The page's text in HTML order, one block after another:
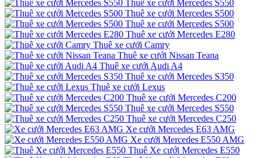
Thuê xe cưới Mercedes S550
Thuê xe cưới Mercedes S500
Thuê xe cưới Mercedes S500
Thuê xe cưới Mercedes E280
Thuê xe cưới Camry
Thuê xe cưới Nissan Teana
Thuê xe cưới Audi A4
Thuê xe cưới Mercedes S350
Thuê xe cưới Lexus
Thuê xe cưới Mercedes C200
Thuê xe cưới Mercedes S550
Thuê xe cưới Mercedes C250
Xe cưới Mercedes E63 AMG
Xe cưới Mercedes E550 AMG
Thuê Xe cưới Mercedes E550